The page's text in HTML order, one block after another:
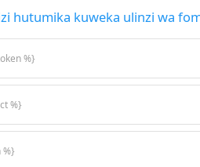
hutumika kuweka ulinzi wa
%}
%}
%}